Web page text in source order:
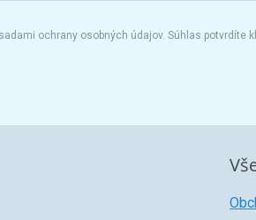
ochrany osobných údajov. Súhlas potvrdíte